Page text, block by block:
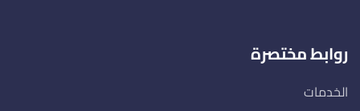
روابط مختصرة
الخدمات